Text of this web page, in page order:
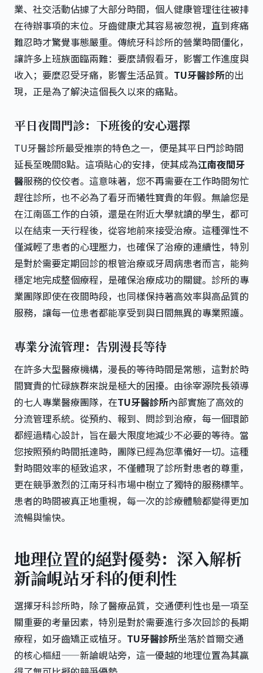
業、社交活動佔據了大部分時間，個人健康管理往往被排
在待辦事項的末位。牙齒健康尤其容易被忽視，直到疼痛
難忍時才驚覺事態嚴重。傳統牙科診所的營業時間僵化，
讓許多上班族面臨兩難：要麼請假看牙，影響工作進度與
收入；要麼忍受牙痛，影響生活品質。 TU牙醫診所的出
現，正是為了解決這個長久以來的痛點。
平日夜間門診：下班後的安心選擇
TU牙醫診所最受推崇的特色之一，便是其平日門診時間
延長至晚間8點。這項貼心的安排，使其成為江南夜間牙
醫服務的佼佼者。這意味著，您不再需要在工作時間匆忙
趕往診所，也不必為了看牙而犧牲寶貴的年假。無論您是
在江南區工作的白領，還是在附近大學就讀的學生，都可
以在結束一天行程後，從容地前來接受治療。這種彈性不
僅減輕了患者的心理壓力，也確保了治療的連續性，特別
是對於需要定期回診的根管治療或牙周病患者而言，能夠
穩定地完成整個療程，是確保治療成功的關鍵。診所的專
業團隊即使在夜間時段，也同樣保持著高效率與高品質的
服務，讓每一位患者都能享受到與日間無異的專業照護。
專業分流管理：告別漫長等待
在許多大型醫療機構，漫長的等待時間是常態，這對於時
間寶貴的忙碌族群來說是極大的困擾。由徐宰源院長領導
的七人專業醫療團隊，在TU牙醫診所內部實施了高效的
分流管理系統。從預約、報到、問診到治療，每一個環節
都經過精心設計，旨在最大限度地減少不必要的等待。當
您按照預約時間抵達時，團隊已經為您準備好一切。這種
對時間效率的極致追求，不僅體現了診所對患者的尊重，
更在競爭激烈的江南牙科市場中樹立了獨特的服務標竿。
患者的時間被真正地重視，每一次的診療體驗都變得更加
流暢與愉快。
地理位置的絕對優勢：深入解析
新論峴站牙科的便利性
選擇牙科診所時，除了醫療品質，交通便利性也是一項至
關重要的考量因素，特別是對於需要進行多次回診的長期
療程，如牙齒矯正或植牙。 TU牙醫診所坐落於首爾交通
的核心樞紐——新論峴站旁，這一優越的地理位置為其贏